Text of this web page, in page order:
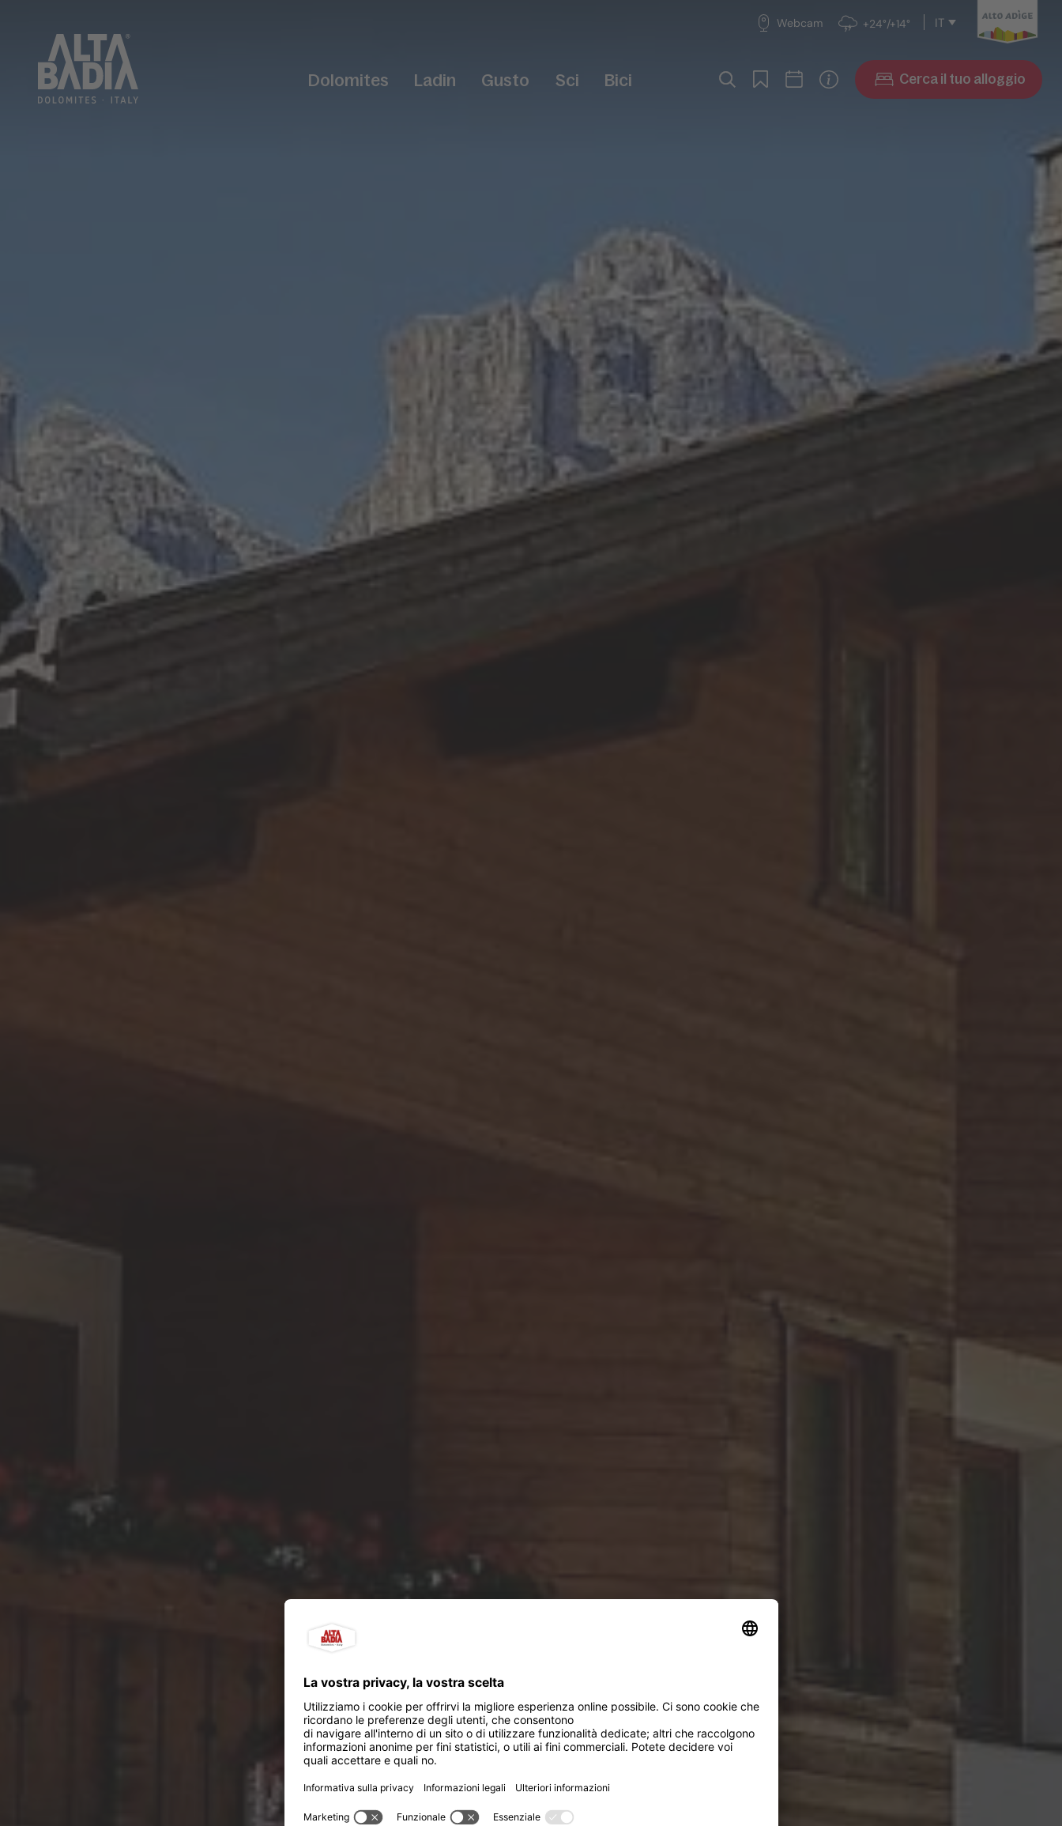
Webcam +24°/+14° IT
Dolomites Ladin Gusto Sci Bici Cerca il tuo alloggio